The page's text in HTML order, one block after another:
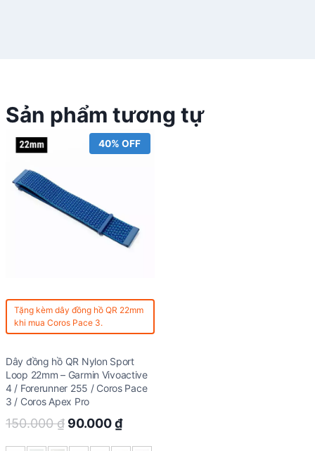
Sản phẩm tương tự
40% OFF
Tặng kèm dây đồng hồ QR 22mm
khi mua Coros Pace 3.
Dây đồng hồ QR Nylon Sport
Loop 22mm – Garmin Vivoactive
4 / Forerunner 255 / Coros Pace
3 / Coros Apex Pro
150.000₫ Original
90.000₫Current